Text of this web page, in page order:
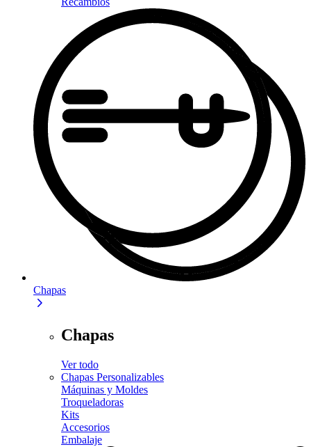
Chapas
Chapas
Ver todo
Chapas Personalizables
Máquinas y Moldes
Troqueladoras
Kits
Accesorios
Embalaje